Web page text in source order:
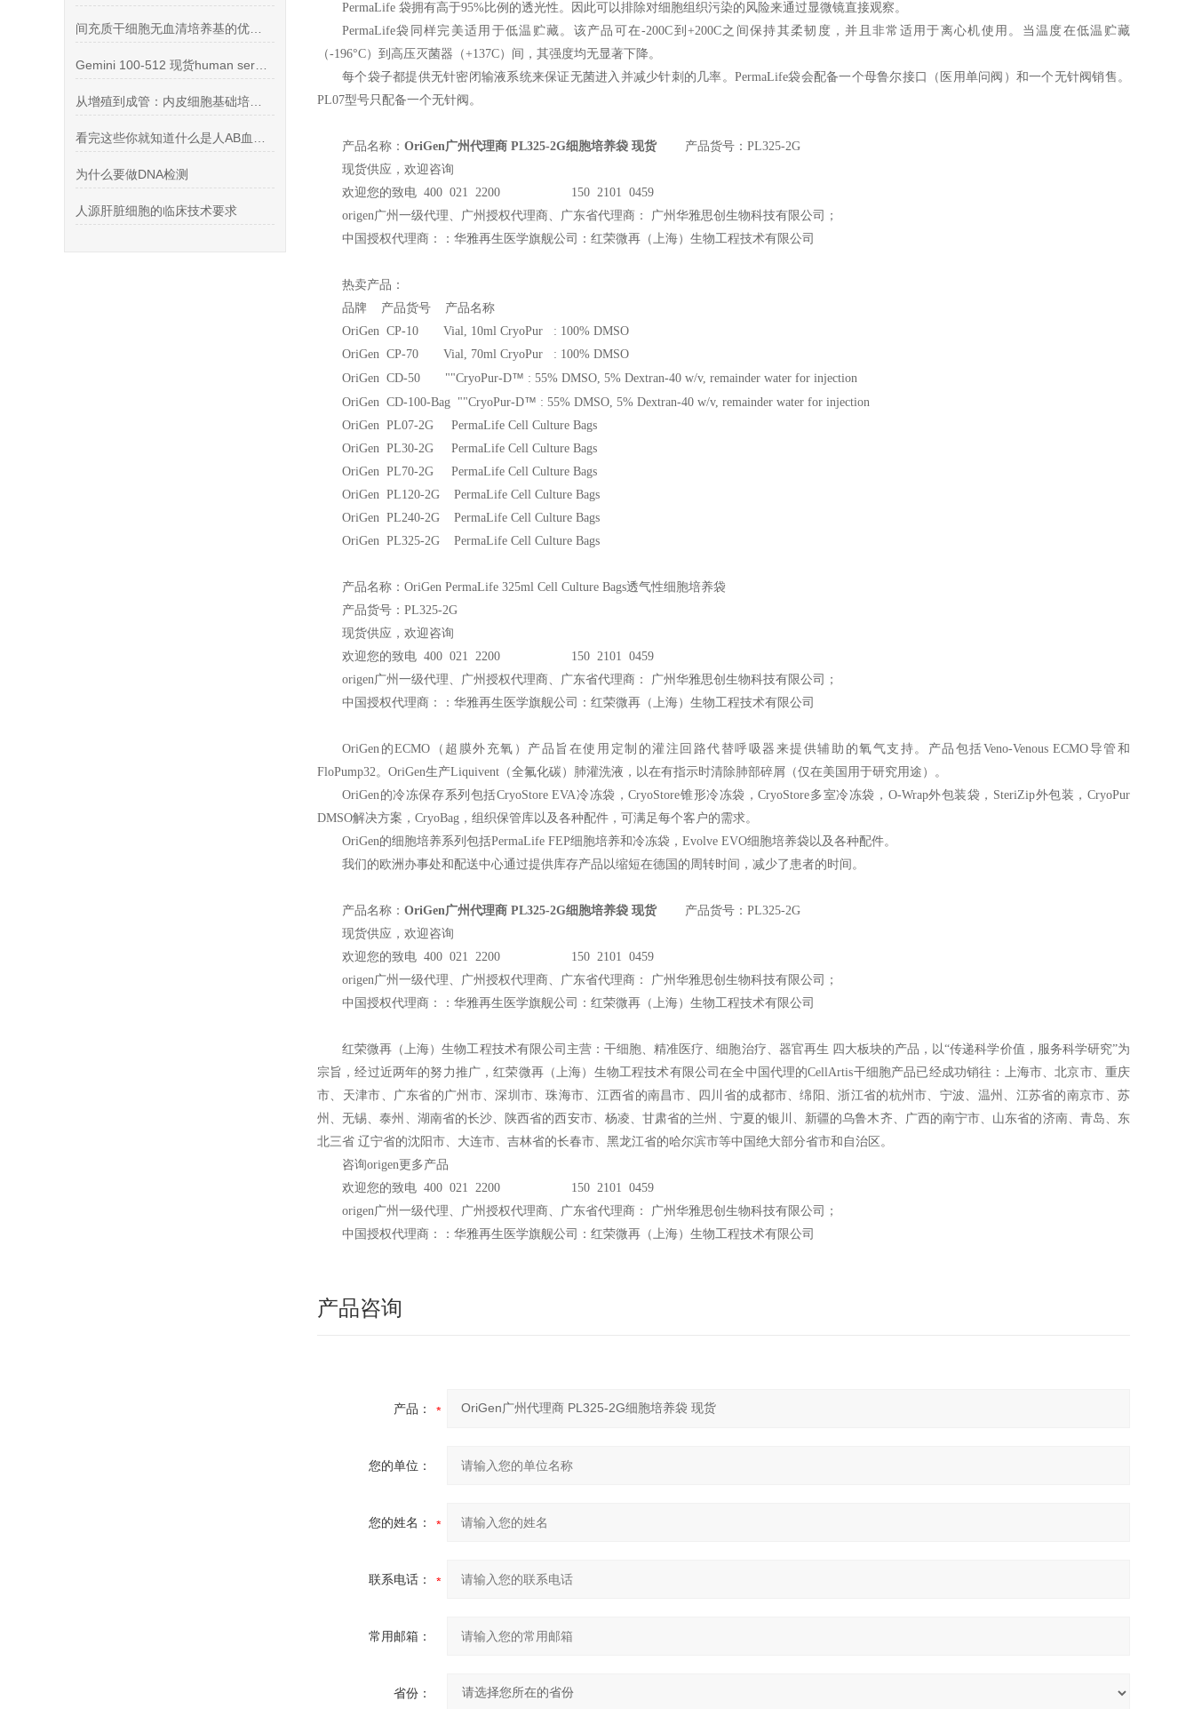
为什么要做DNA检测
人源肝脏细胞的临床技术要求
PermaLife 袋拥有高于95%比例的透光性。因此可以排除对细胞组织污染的风险来通过显微镜直接观察。
PermaLife袋同样完美适用于低温贮藏。该产品可在-200C到+200C之间保持其柔韧度，并且非常适用于离心机使用。当温度在低温贮藏
（-196°C）到高压灭菌器（+137C）间，其强度均无显著下降。
每个袋子都提供无针密闭输液系统来保证无菌进入并减少针刺的几率。PermaLife袋会配备一个母鲁尔接口（医用单问阀）和一个无针阀销售。
PL07型号只配备一个无针阀。
产品名称： OriGen广州代理商 PL325-2G细胞培养袋 现货产品货号：PL325-2G
现货供应，欢迎咨询
欢迎您的致电 400 021 2200 150 2101 0459
origen广州一级代理、广州授权代理商、广东省代理商： 广州华雅思创生物科技有限公司；
中国授权代理商：：华雅再生医学旗舰公司：红荣微再（上海）生物工程技术有限公司
热卖产品：
品牌 产品货号 产品名称
OriGen CP-10 Vial, 10ml CryoPur : 100% DMSO
OriGen CP-70 Vial, 70ml CryoPur : 100% DMSO
OriGen CD-50 ""CryoPur-D™ : 55% DMSO, 5% Dextran-40 w/v, remainder water for injection
OriGen CD-100-Bag ""CryoPur-D™ : 55% DMSO, 5% Dextran-40 w/v, remainder water for injection
OriGen PL07-2G PermaLife Cell Culture Bags
OriGen PL30-2G PermaLife Cell Culture Bags
OriGen PL70-2G PermaLife Cell Culture Bags
OriGen PL120-2G PermaLife Cell Culture Bags
OriGen PL240-2G PermaLife Cell Culture Bags
OriGen PL325-2G PermaLife Cell Culture Bags
产品名称：OriGen PermaLife 325ml Cell Culture Bags透气性细胞培养袋
产品货号：PL325-2G
现货供应，欢迎咨询
欢迎您的致电 400 021 2200 150 2101 0459
origen广州一级代理、广州授权代理商、广东省代理商： 广州华雅思创生物科技有限公司；
中国授权代理商：：华雅再生医学旗舰公司：红荣微再（上海）生物工程技术有限公司
OriGen 的ECMO（超膜外充氧）产品旨在使用定制的灌注回路代替呼吸器来提供辅助的氧气支持。产品包括Veno-Venous ECMO导管和
FloPump32。OriGen生产Liquivent（全氟化碳）肺灌洗液，以在有指示时清除肺部碎屑（仅在美国用于研究用途）。
OriGen的冷冻保存系列包括CryoStore EVA冷冻袋，CryoStore锥形冷冻袋，CryoStore多室冷冻袋，O-Wrap外包装袋，SteriZip外包装，CryoPur
DMSO解决方案，CryoBag，组织保管库以及各种配件，可满足每个客户的需求。
OriGen的细胞培养系列包括PermaLife FEP细胞培养和冷冻袋，Evolve EVO细胞培养袋以及各种配件。
我们的欧洲办事处和配送中心通过提供库存产品以缩短在德国的周转时间，减少了患者的时间。
产品名称： OriGen广州代理商 PL325-2G细胞培养袋 现货产品货号：PL325-2G
现货供应，欢迎咨询
欢迎您的致电 400 021 2200 150 2101 0459
origen广州一级代理、广州授权代理商、广东省代理商： 广州华雅思创生物科技有限公司；
中国授权代理商：：华雅再生医学旗舰公司：红荣微再（上海）生物工程技术有限公司
红荣微再（上海）生物工程技术有限公司主营：干细胞、精准医疗、细胞治疗、器官再生 四大板块的产品，以“传递科学价值，服务科学研究”为
宗旨，经过近两年的努力推广，红荣微再（上海）生物工程技术有限公司在全中国代理的CellArtis干细胞产品已经成功销往：上海市、北京市、重庆
市、天津市、广东省的广州市、深圳市、珠海市、江西省的南昌市、四川省的成都市、绵阳、浙江省的杭州市、宁波、温州、江苏省的南京市、苏
州、无锡、泰州、湖南省的长沙、陕西省的西安市、杨凌、甘肃省的兰州、宁夏的银川、新疆的乌鲁木齐、广西的南宁市、山东省的济南、青岛、东
北三省 辽宁省的沈阳市、大连市、吉林省的长春市、黑龙江省的哈尔滨市等中国绝大部分省市和自治区。
咨询origen更多产品
欢迎您的致电 400 021 2200 150 2101 0459
origen广州一级代理、广州授权代理商、广东省代理商： 广州华雅思创生物科技有限公司；
中国授权代理商：：华雅再生医学旗舰公司：红荣微再（上海）生物工程技术有限公司
产品咨询
产品：
您的单位：
您的姓名：
联系电话：
常用邮箱：
省份：